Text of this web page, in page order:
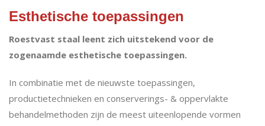
Esthetische toepassingen
Roestvast staal leent zich uitstekend voor de
zogenaamde esthetische toepassingen.
In combinatie met de nieuwste toepassingen,
productietechnieken en conserverings- & oppervlakte
behandelmethoden zijn de meest uiteenlopende vormen